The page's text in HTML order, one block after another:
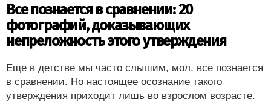
Все познается в сравнении: 20
фотографий, доказывающих
непреложность этого утверждения
Еще в детстве мы часто слышим, мол, все познается
в сравнении. Но настоящее осознание такого
утверждения приходит лишь во взрослом возрасте.